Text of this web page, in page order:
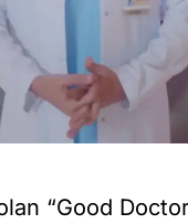
“Good